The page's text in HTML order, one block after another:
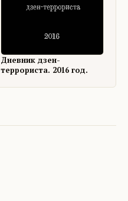
Дневник дзен-
террориста. 2016 год.